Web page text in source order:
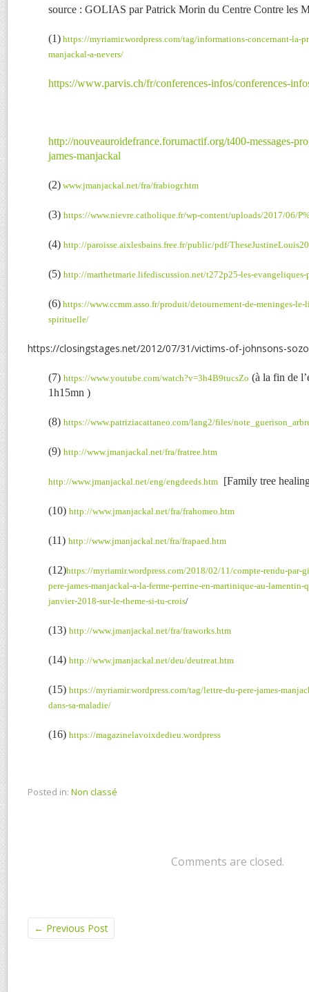
source : GOLIAS par Patrick Morin du Centre Contre les
(1) https://myriamir.wordpress.com/tag/informations-concernant-la-
manjackal-a-nevers/
https://www.parvis.ch/fr/conferences-infos/conferences-
http://nouveauroidefrance.forumactif.org/t400-messages-
james-manjackal
(2) www.jmanjackal.net/fra/frabiogr.htm
(3) https://www.nievre.catholique.fr/wp-content/uploads/2017/06/
(4) http://paroisse.aixlesbains.free.fr/public/pdf/
(5) http://marthetmarie.lifediscussion.net/t272p25-les-evangeliques-
(6) https://www.ccmm.asso.fr/produit/detournement-de-meninges-
spirituelle/
https://closingstages.net/2012/07/31/victims-of-johnsons-
(7) https://www.youtube.com/watch?v=3h4B9tucsZo (à la fin de
1h15mn )
(8) https://www.patriziacattaneo.com/lang2/files/
(9) http://www.jmanjackal.net/fra/fratree.htm
http://www.jmanjackal.net/eng/engdeeds.htm [Family tree
(10) http://www.jmanjackal.net/fra/frahomeo.htm
(11) http://www.jmanjackal.net/fra/frapaed.htm
(12)https://myriamir.wordpress.com/2018/02/11/compte-rendu-par-
pere-james-manjackal-a-la-ferme-perrine-en-martinique-au-
janvier-2018-sur-le-theme-si-tu-crois/
(13) http://www.jmanjackal.net/fra/fraworks.htm
(14) http://www.jmanjackal.net/deu/deutreat.htm
(15) https://myriamir.wordpress.com/tag/lettre-du-pere-james-
dans-sa-maladie/
(16) https://magazinelavoixdedieu.wordpress
Posted in: Non classé
Comments are closed.
← Previous Post